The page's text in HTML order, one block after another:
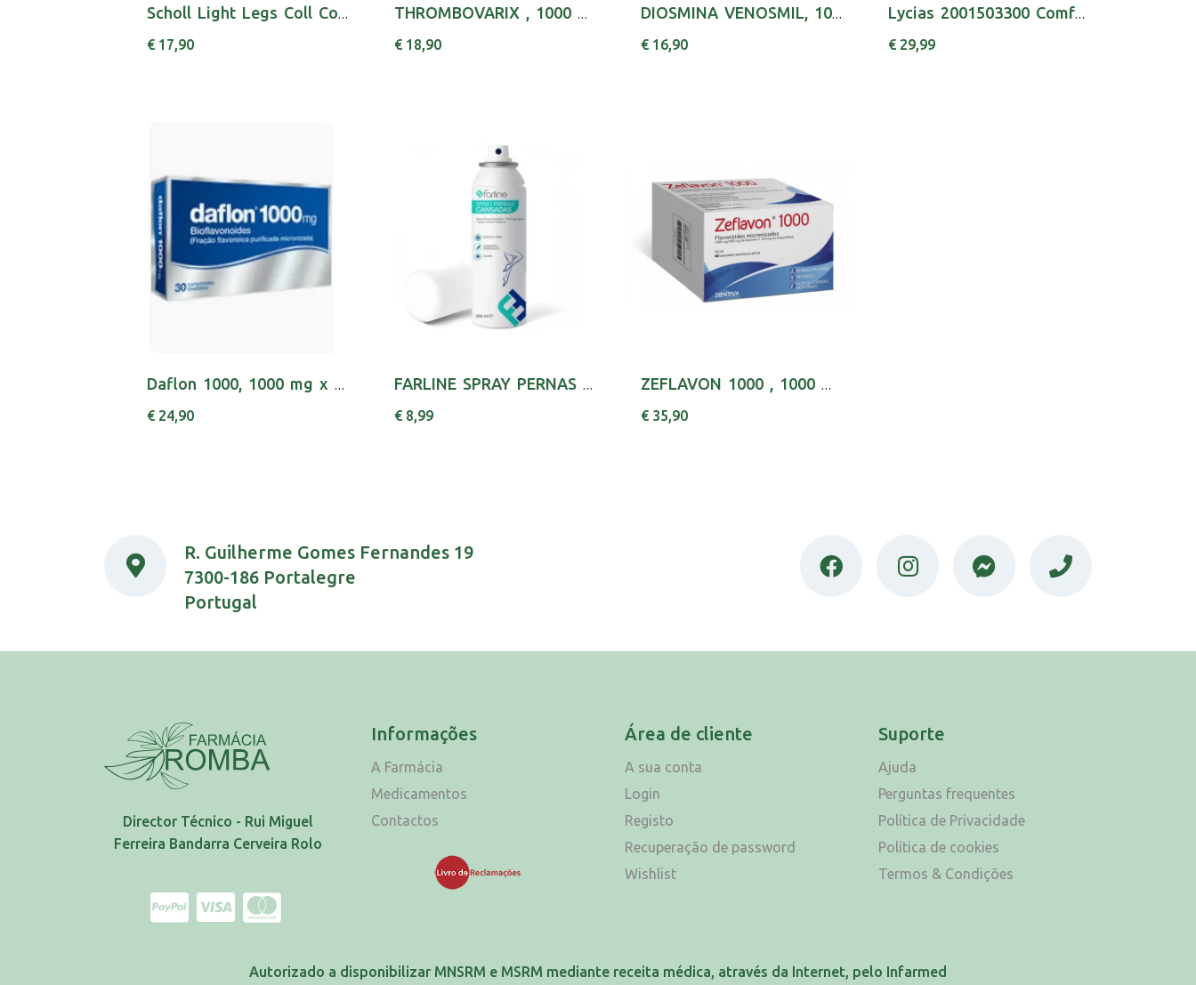
Scholl Light Legs Coll Comp 20den M Pele
€ 17,90
THROMBOVARIX , 1000 MG BLISTER 30 UNIDADE(S) ...
€ 18,90
DIOSMINA VENOSMIL, 1000 MG BLISTER 30 UNIDADE...
€ 16,90
Lycias 2001503300 Comfort Coll 140 T3 Nude
€ 29,99
Daflon 1000, 1000 mg x 30 comp rev
€ 24,90
FARLINE SPRAY PERNAS CANSADAS 200ML
€ 8,99
ZEFLAVON 1000 , 1000 MG BLISTER 60 UNIDADE(S)...
€ 35,90
R. Guilherme Gomes Fernandes 19
7300-186 Portalegre
Portugal
Director Técnico - Rui Miguel
Ferreira Bandarra Cerveira Rolo
Informações
A Farmácia
Medicamentos
Contactos
Área de cliente
A sua conta
Login
Registo
Recuperação de password
Wishlist
Suporte
Ajuda
Perguntas frequentes
Política de Privacidade
Política de cookies
Termos & Condições
Autorizado a disponibilizar MNSRM e MSRM mediante receita médica, através da Internet, pelo Infarmed